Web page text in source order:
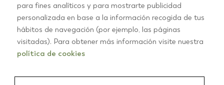
ANTIC PASTELS
+10
01/03
para fines analíticos y para mostrarte publicidad
personalizada en base a la información recogida de tus
hábitos de navegación (por ejemplo, las páginas
visitadas). Para obtener más información visite nuestra
política de cookies